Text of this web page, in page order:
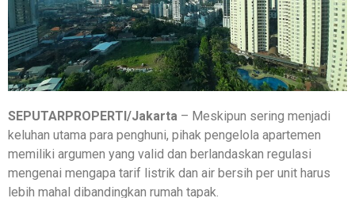
SEPUTARPROPERTI/Jakarta – Meskipun sering menjadi
keluhan utama para penghuni, pihak pengelola apartemen
memiliki argumen yang valid dan berlandaskan regulasi
mengenai mengapa tarif listrik dan air bersih per unit harus
lebih mahal dibandingkan rumah tapak.